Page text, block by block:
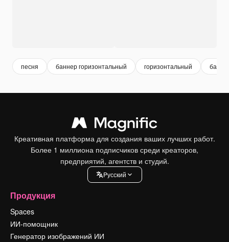
песня баннер горизонтальный горизонтальный
Креативная платформа для создания ваших лучших работ.
Более 1 миллиона подписчиков среди креаторов,
предприятий, агентств и студий.
Pусский
Продукция
Spaces
ИИ-помощник
Генератор изображений ИИ